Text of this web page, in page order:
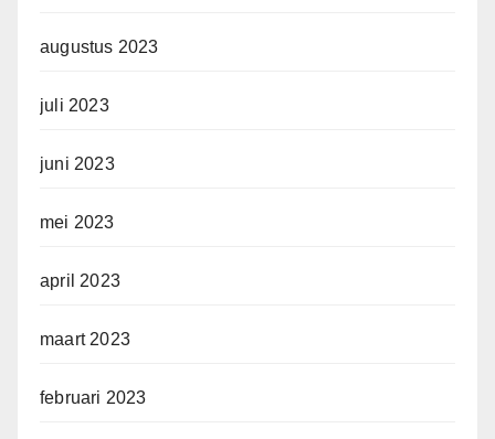
augustus 2023
juli 2023
juni 2023
mei 2023
april 2023
maart 2023
februari 2023